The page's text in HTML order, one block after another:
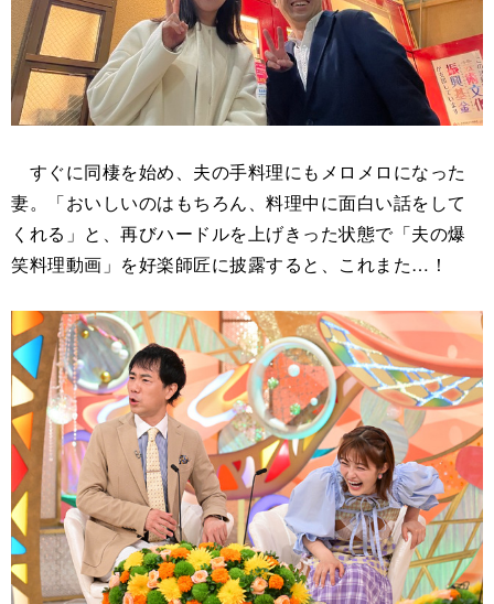
すぐに同棲を始め、夫の手料理にもメロメロになった
妻。「おいしいのはもちろん、料理中に面白い話をして
くれる」と、再びハードルを上げきった状態で「夫の爆
笑料理動画」を好楽師匠に披露すると、これまた…！